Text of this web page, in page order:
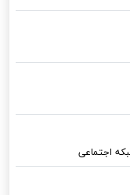
اجتماعی